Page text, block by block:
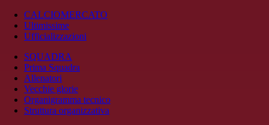
CALCIOMERCATO
Ultimissime
Ufficializzazioni
SQUADRA
Prima Squadra
Allenatori
Vecchie glorie
Organigramma tecnico
Struttura organizzativa